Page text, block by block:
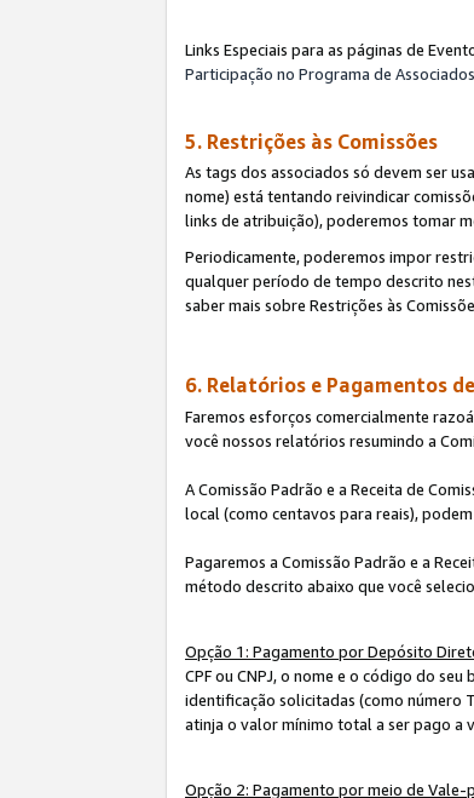
Links Especiais para as páginas de
Participação no Programa de Associados
5. Restrições às Comissões
As tags dos associados só devem ser
nome) está tentando reivindicar
links de atribuição), poderemos tomar
Periodicamente, poderemos impor
qualquer período de tempo descrito
saber mais sobre Restrições às
6. Relatórios e Pagamentos
Faremos esforços comercialmente
você nossos relatórios resumindo a
A Comissão Padrão e a Receita de
local (como centavos para reais),
Pagaremos a Comissão Padrão e a
método descrito abaixo que você
Opção 1: Pagamento por Depósito
CPF ou CNPJ, o nome e o código do
identificação solicitadas (como número
atinja o valor mínimo total a ser pago a
Opção 2: Pagamento por meio de Vale-